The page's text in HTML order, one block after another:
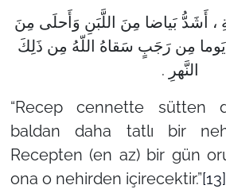
أَشَدُّ بَياضا مِنَ اللَّبَنِ وَأَحلَى مِنَ
مِن رَجَبٍ سَقاهُ اللّهُ مِن ذَلِكَ
النَّهرِ .
“Recep cennette sütten
baldan daha tatlı bir
Recepten (en az) bir gün
ona o nehirden içirecektir.”[13]